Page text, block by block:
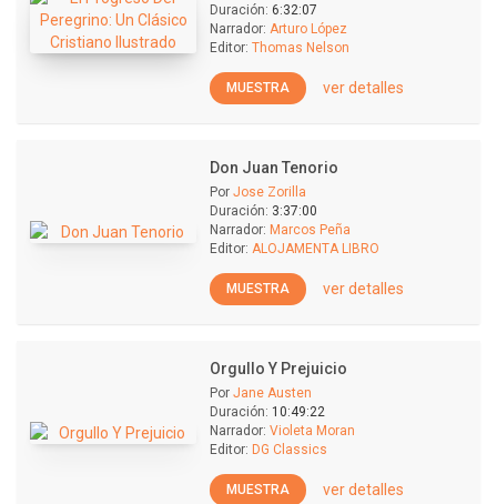
Duración: 6:32:07
Narrador: Arturo López
Editor: Thomas Nelson
MUESTRA ver detalles
Don Juan Tenorio
Por Jose Zorilla
Duración: 3:37:00
Narrador: Marcos Peña
Editor: ALOJAMENTA LIBRO
MUESTRA ver detalles
Orgullo Y Prejuicio
Por Jane Austen
Duración: 10:49:22
Narrador: Violeta Moran
Editor: DG Classics
MUESTRA ver detalles